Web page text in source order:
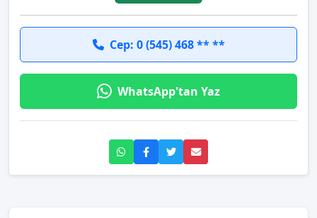
Cep: 0 (545) 468 ** **
WhatsApp'tan Yaz